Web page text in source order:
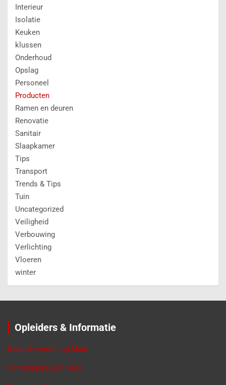
Interieur
Isolatie
Keuken
klussen
Onderhoud
Opslag
Personeel
Producten
Ramen en deuren
Renovatie
Sanitair
Slaapkamer
Tips
Transport
Trends & Tips
Tuin
Uncategorized
Veiligheid
Verbouwing
Verlichting
Vloeren
winter
Opleiders & Informatie
Raamdecoratie op Maat
Vereniging Eigen Huis